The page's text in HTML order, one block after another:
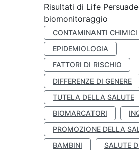
Risultati di Life
biomonitoraggio
CONTAMINANTI CHIMICI
EPIDEMIOLOGIA
FATTORI DI RISCHIO
DIFFERENZE DI GENERE
TUTELA DELLA SALUTE
BIOMARCATORI
PROMOZIONE DELLA
BAMBINI
SALUTE